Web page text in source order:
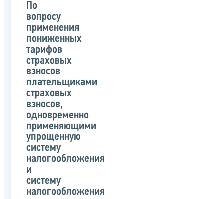
указанного
письма
По
вопросу
применения
пониженных
тарифов
страховых
взносов
плательщиками
страховых
взносов,
одновременно
применяющими
упрощенную
систему
налогообложения
и
систему
налогообложения